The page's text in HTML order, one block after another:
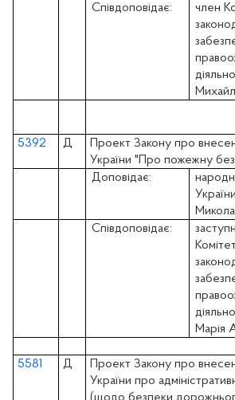
Співдоповідає:
член
5392 Д
Проект Закону про
України "Про пожежну
Доповідає:
Співдоповідає:
Марія
5581 Д
Проект Закону про
України про
(щодо безпеки